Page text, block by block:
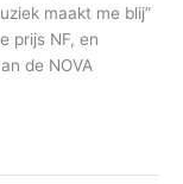
maakt me blij”
prijs NF, en
de NOVA